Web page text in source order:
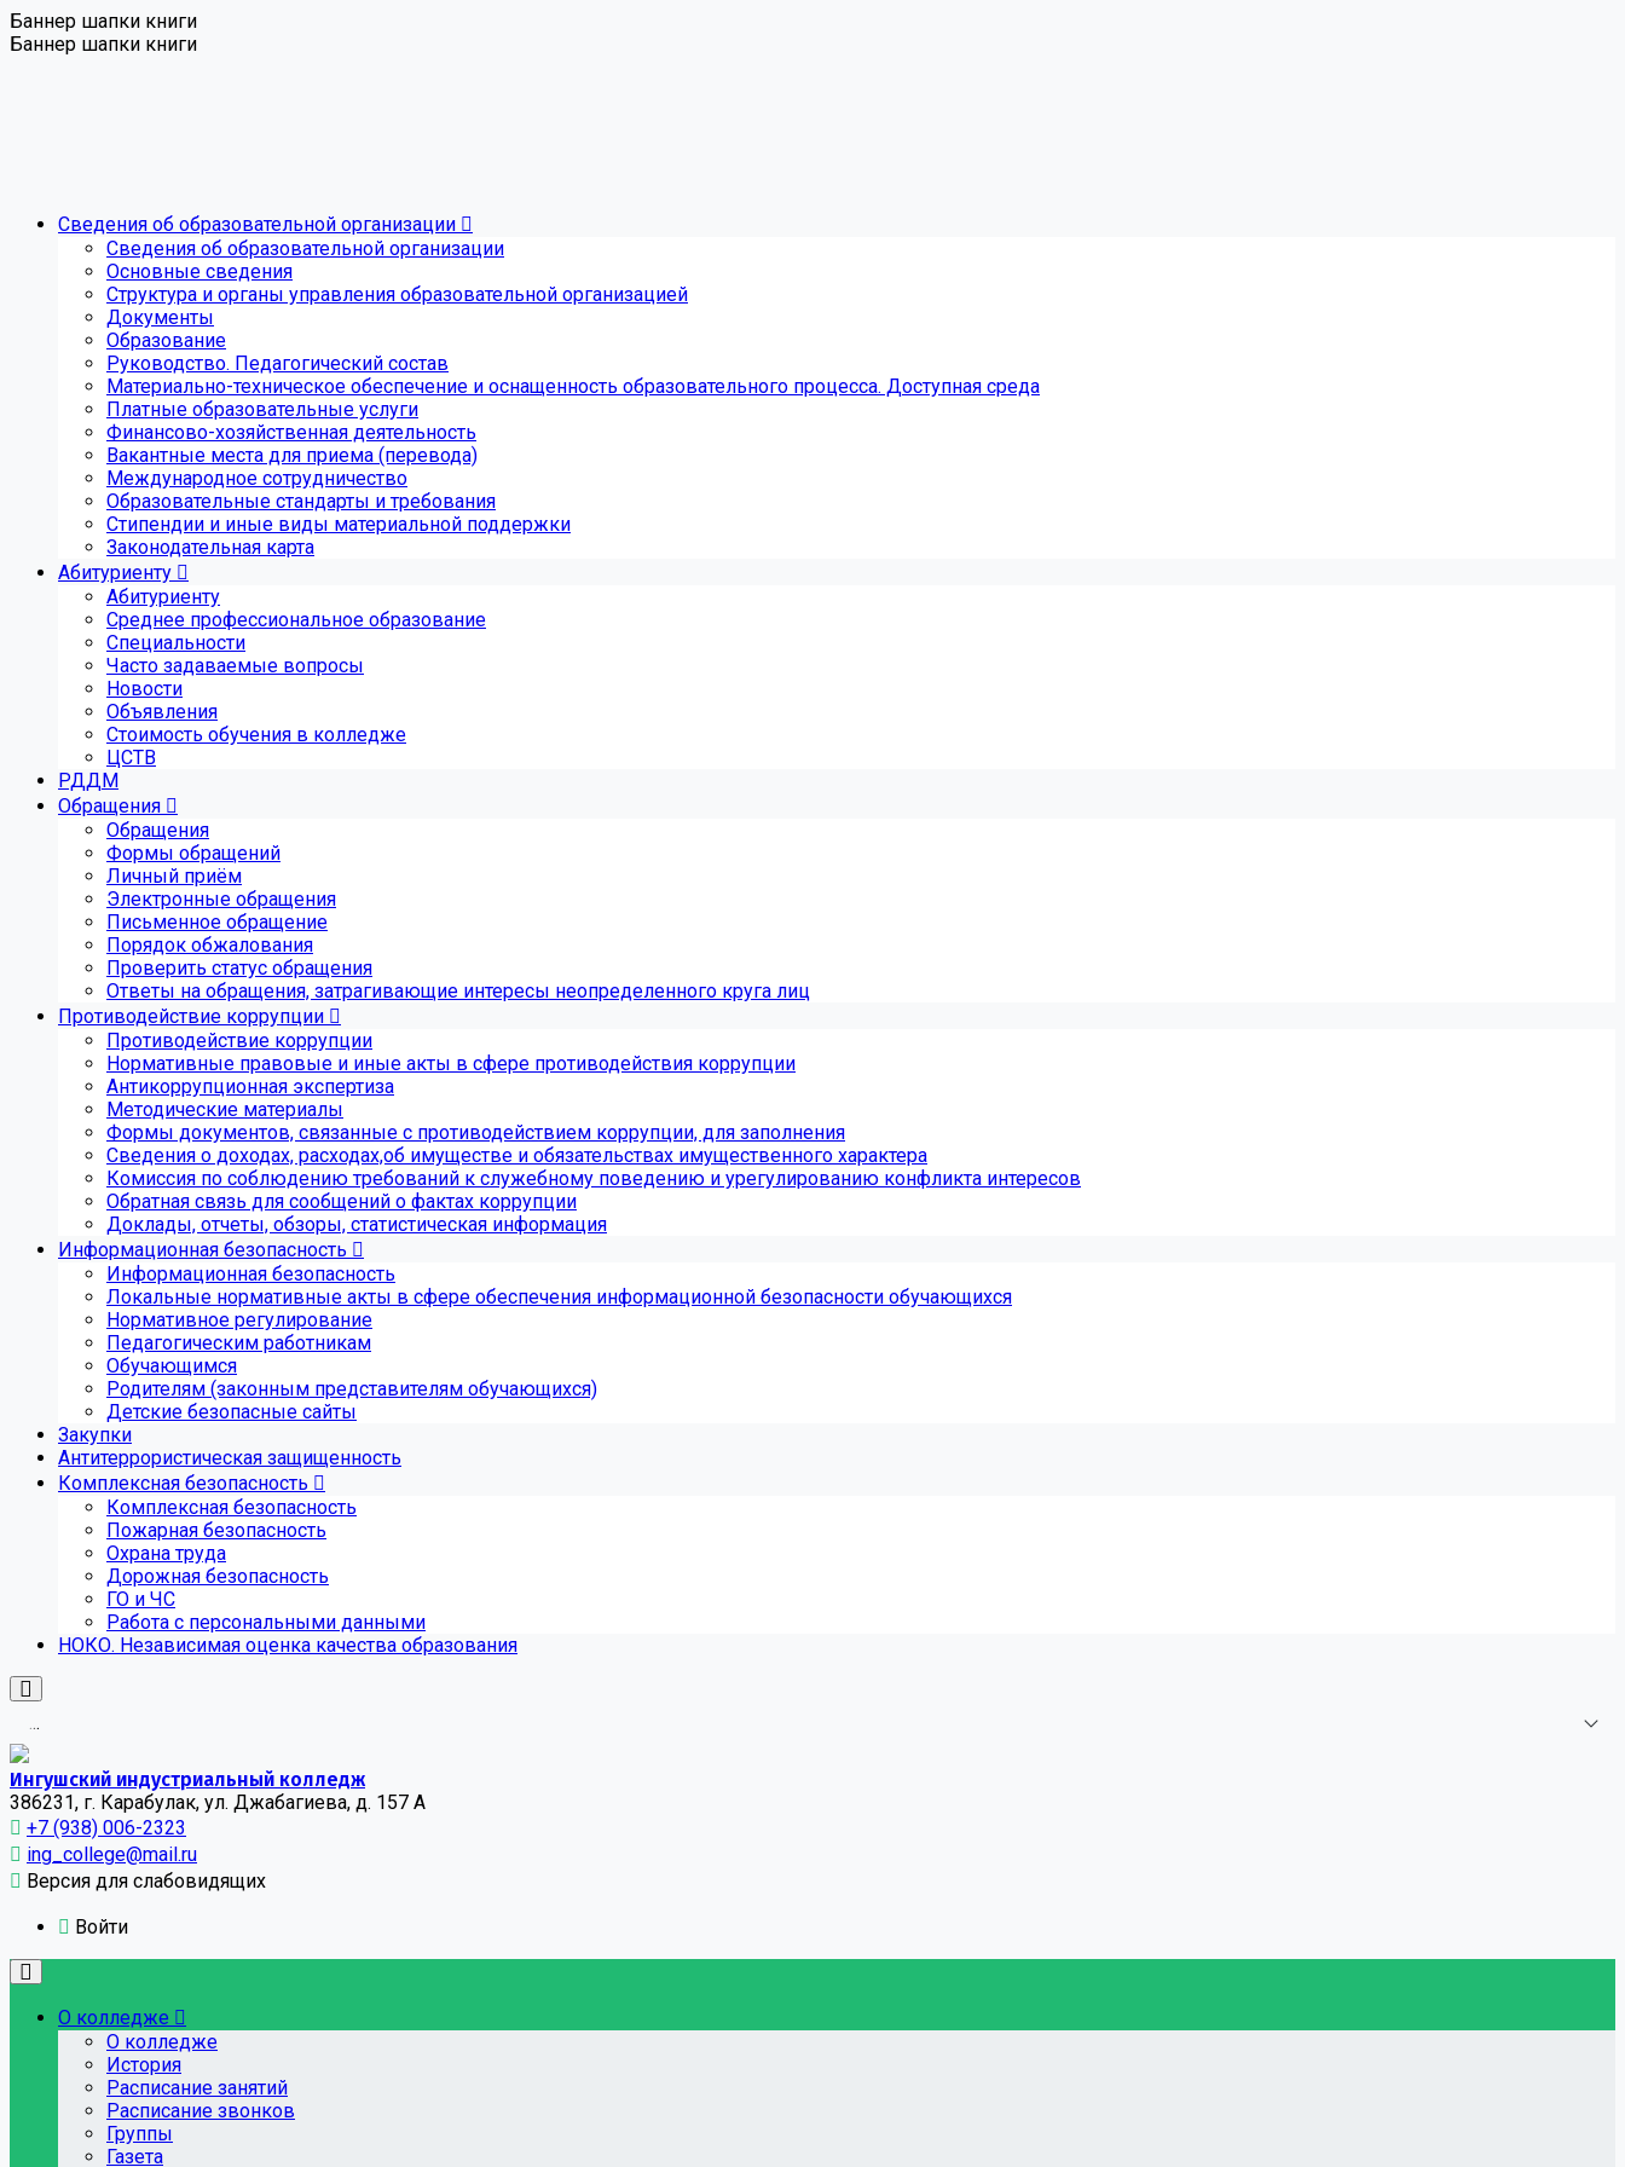
Баннер шапки книги
Баннер шапки книги
Сведения об образовательной организации
Сведения об образовательной организации
Основные сведения
Структура и органы управления образовательной организацией
Документы
Образование
Руководство. Педагогический состав
Материально-техническое обеспечение и оснащенность образовательного процесса. Доступная среда
Платные образовательные услуги
Финансово-хозяйственная деятельность
Вакантные места для приема (перевода)
Международное сотрудничество
Образовательные стандарты и требования
Стипендии и иные виды материальной поддержки
Законодательная карта
Абитуриенту
Абитуриенту
Среднее профессиональное образование
Специальности
Часто задаваемые вопросы
Новости
Объявления
Стоимость обучения в колледже
ЦСТВ
РДДМ
Обращения
Обращения
Формы обращений
Личный приём
Электронные обращения
Письменное обращение
Порядок обжалования
Проверить статус обращения
Ответы на обращения, затрагивающие интересы неопределенного круга лиц
Противодействие коррупции
Противодействие коррупции
Нормативные правовые и иные акты в сфере противодействия коррупции
Антикоррупционная экспертиза
Методические материалы
Формы документов, связанные с противодействием коррупции, для заполнения
Сведения о доходах, расходах,об имуществе и обязательствах имущественного характера
Комиссия по соблюдению требований к служебному поведению и урегулированию конфликта интересов
Обратная связь для сообщений о фактах коррупции
Доклады, отчеты, обзоры, статистическая информация
Информационная безопасность
Информационная безопасность
Локальные нормативные акты в сфере обеспечения информационной безопасности обучающихся
Нормативное регулирование
Педагогическим работникам
Обучающимся
Родителям (законным представителям обучающихся)
Детские безопасные сайты
Закупки
Антитеррористическая защищенность
Комплексная безопасность
Комплексная безопасность
Пожарная безопасность
Охрана труда
Дорожная безопасность
ГО и ЧС
Работа с персональными данными
НОКО. Независимая оценка качества образования
...
Ингушский индустриальный колледж
386231, г. Карабулак, ул. Джабагиева, д. 157 А
+7 (938) 006-2323
ing_college@mail.ru
Версия для слабовидящих
Войти
О колледже
О колледже
История
Расписание занятий
Расписание звонков
Группы
Газета